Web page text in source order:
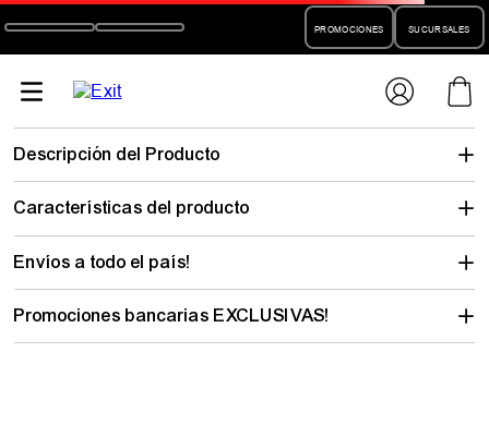
PROMOCIONES SUCURSALES
pantalon-
No encontramos lo que buscabas…
pero hay mucho para descubrir